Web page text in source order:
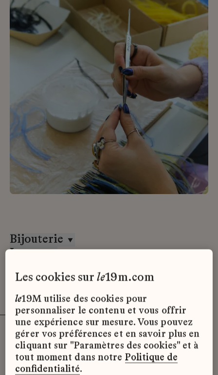
Bijouterie
Lesage
Désolé, il semble qu’il n’y ait pas
d’offres d’emploi disponibles pour le
moment.
les cookies surle19m.com
le19M utilise des cookies pour
personnaliser le contenu et vous offrir
une expérience sur mesure. Vous pouvez
gérer vos préférences et en savoir plus en
cliquant sur "Paramètres des cookies" et à
tout moment dans notre Politique de
confidentialité.